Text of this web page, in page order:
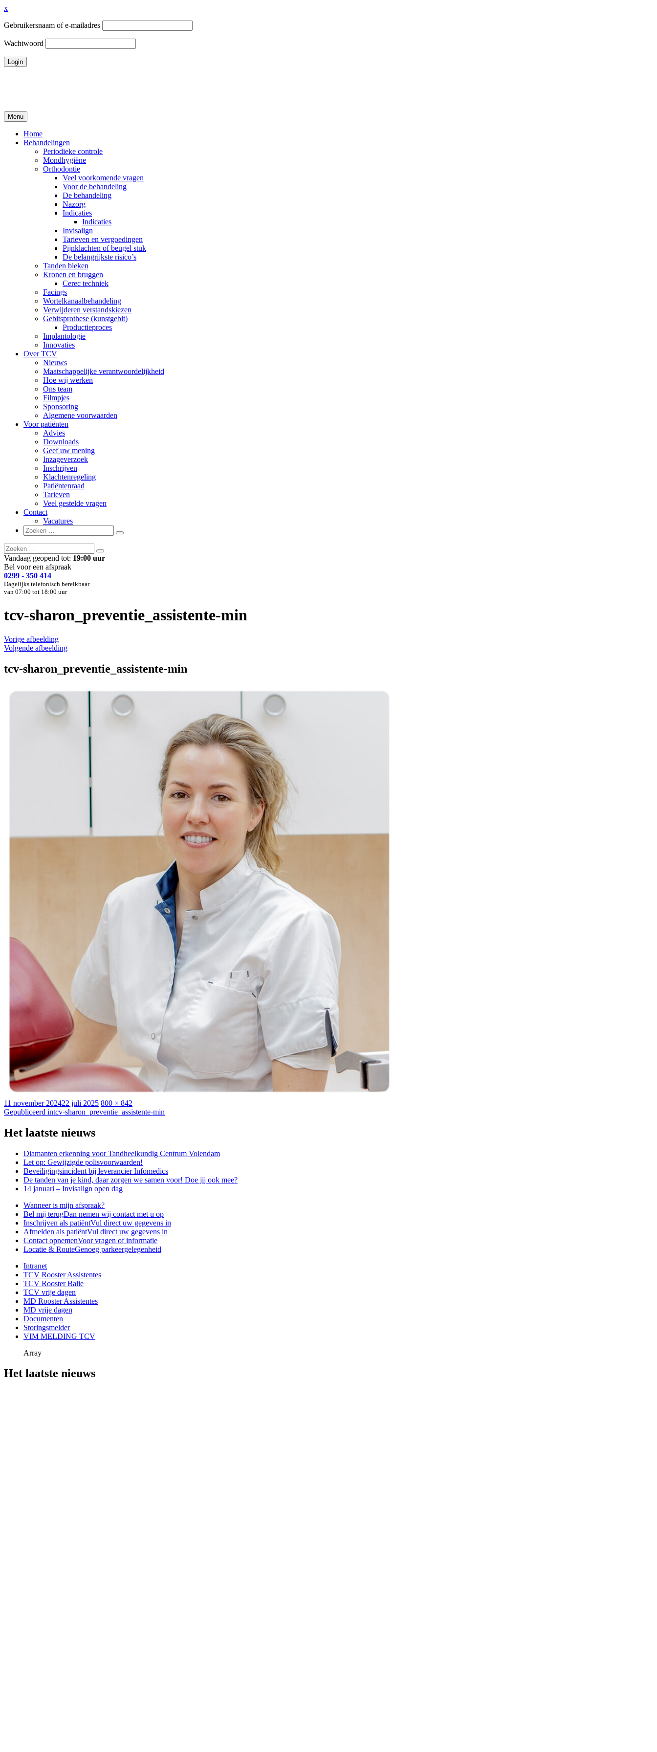
x
Gebruikersnaam of e-mailadres
Wachtwoord
Tandheelkundigcentrum Volendam
Menu
Home
Behandelingen
Periodieke controle
Mondhygiëne
Orthodontie
Veel voorkomende vragen
Voor de behandeling
De behandeling
Nazorg
Indicaties
Indicaties
Invisalign
Tarieven en vergoedingen
Pijnklachten of beugel stuk
De belangrijkste risico’s
Tanden bleken
Kronen en bruggen
Cerec techniek
Facings
Wortelkanaalbehandeling
Verwijderen verstandskiezen
Gebitsprothese (kunstgebit)
Productieproces
Implantologie
Innovaties
Over TCV
Nieuws
Maatschappelijke verantwoordelijkheid
Hoe wij werken
Ons team
Filmpjes
Sponsoring
Algemene voorwaarden
Voor patiënten
Advies
Downloads
Geef uw mening
Inzageverzoek
Inschrijven
Klachtenregeling
Patiëntenraad
Tarieven
Veel gestelde vragen
Contact
Vacatures
Zoeken
naar:
Zoeken
Zoeken
naar:
Zoeken
Vandaag geopend tot: 19:00 uur
Bel voor een afspraak
0299 - 350 414
Dagelijks telefonisch bereikbaar
van 07:00 tot 18:00 uur
tcv-sharon_preventie_assistente-min
Vorige afbeelding
Volgende afbeelding
tcv-sharon_preventie_assistente-min
Geplaatst
op
11 november 202422 juli 2025 Volledige
grootte
800 × 842
Bericht
navigatie
Gepubliceerd intcv-sharon_preventie_assistente-min
Het laatste nieuws
Diamanten erkenning voor Tandheelkundig Centrum Volendam
Let op: Gewijzigde polisvoorwaarden!
Beveiligingsincident bij leverancier Infomedics
De tanden van je kind, daar zorgen we samen voor! Doe jij ook mee?
14 januari – Invisalign open dag
Wanneer is mijn afspraak?
Bel mij terugDan nemen wij contact met u op
Inschrijven als patiëntVul direct uw gegevens in
Afmelden als patiëntVul direct uw gegevens in
Contact opnemenVoor vragen of informatie
Locatie & RouteGenoeg parkeergelegenheid
Intranet
TCV Rooster Assistentes
TCV Rooster Balie
TCV vrije dagen
MD Rooster Assistentes
MD vrije dagen
Documenten
Storingsmelder
VIM MELDING TCV
Array
Het laatste nieuws